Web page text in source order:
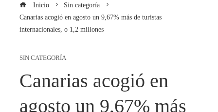
Inicio
Sin categoría
Canarias acogió en agosto un 9,67% más de turistas
internacionales, o 1,2 millones
SIN CATEGORÍA
Canarias acogió en
agosto un 9,67% más